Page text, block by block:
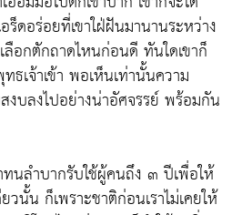
ดอร่อยที่เขาใฝ่ฝันมานานระหว่าง
อกตักถาดไหนก่อนดี ทันใดเขาก็
ธเจ้าเข้า พอเห็นเท่านั้นความ
บลงไปอย่างน่าอัศจรรย์ พร้อมกัน
ทนลำบากรับใช้ผู้คนถึง ๓ ปีเพื่อให้
นั้น ก็เพราะชาติก่อนเราไม่เคยให้